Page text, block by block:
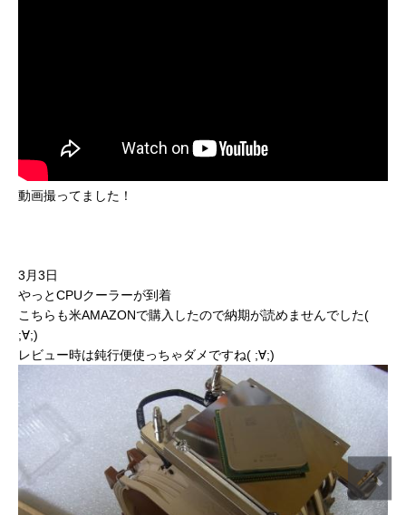
動画撮ってました！
3月3日
やっとCPUクーラーが到着
こちらも米AMAZONで購入したので納期が読めませんでした(
;∀;)
レビュー時は鈍行便使っちゃダメですね( ;∀;)